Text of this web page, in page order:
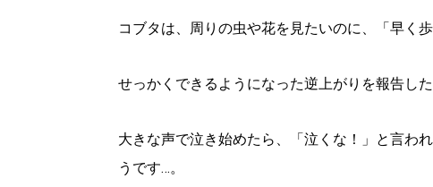
コブタは、周りの虫や花を見たいのに、「早く
せっかくできるようになった逆上がりを報告し
大きな声で泣き始めたら、「泣くな！」と言わ
うです…。